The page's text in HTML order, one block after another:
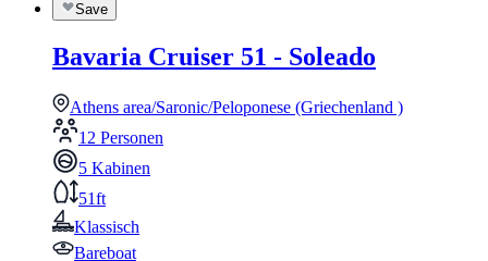
Save
Bavaria Cruiser 51 - Soleado
Athens area/Saronic/Peloponese (Griechenland )
12 Personen
5 Kabinen
51ft
Klassisch
Bareboat